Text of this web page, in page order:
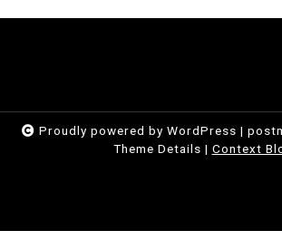
Proudly powered by WordPress |
Theme Details | Context